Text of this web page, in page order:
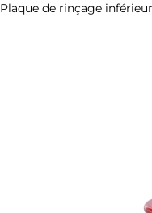
Plaque de rinçage